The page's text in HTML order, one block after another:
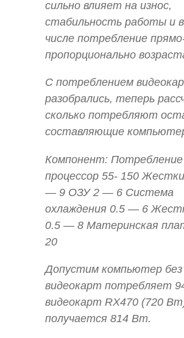
сильно влияет на износ,
стабильность работы и
числе потребление
пропорционально
С потреблением
разобрались, теперь
сколько потребляют
составляющие
Компонент:
процессор 55- 150
— 9 ОЗУ 2 — 6 Система
охлаждения 0.5 — 6
0.5 — 8 Материнская
20
Допустим компьютер без
видеокарт потребляет
видеокарт RX470 (720
получается 814 Вт.